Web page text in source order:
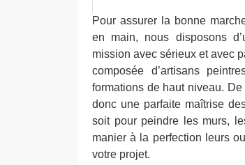
Pour assurer la bonne
en main, nous disposons
mission avec sérieux et avec
composée d’artisans
formations de haut niveau.
donc une parfaite maîtrise
soit pour peindre les murs,
manier à la perfection leurs
votre projet.